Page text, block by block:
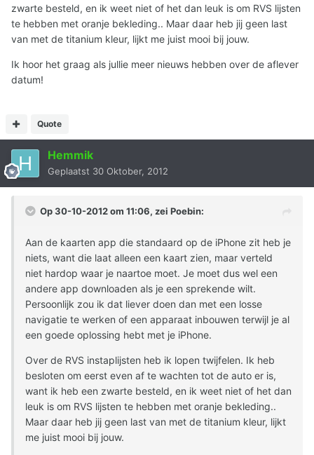
zwarte besteld, en ik weet niet of het dan leuk is om RVS lijsten
te hebben met oranje bekleding.. Maar daar heb jij geen last
van met de titanium kleur, lijkt me juist mooi bij jouw.
Ik hoor het graag als jullie meer nieuws hebben over de aflever
datum!
Quote
Hemmik
Geplaatst 30 Oktober, 2012
Op 30-10-2012 om 11:06, zei Poebin:
Aan de kaarten app die standaard op de iPhone zit heb je
niets, want die laat alleen een kaart zien, maar verteld
niet hardop waar je naartoe moet. Je moet dus wel een
andere app downloaden als je een sprekende wilt.
Persoonlijk zou ik dat liever doen dan met een losse
navigatie te werken of een apparaat inbouwen terwijl je al
een goede oplossing hebt met je iPhone.
Over de RVS instaplijsten heb ik lopen twijfelen. Ik heb
besloten om eerst even af te wachten tot de auto er is,
want ik heb een zwarte besteld, en ik weet niet of het dan
leuk is om RVS lijsten te hebben met oranje bekleding..
Maar daar heb jij geen last van met de titanium kleur, lijkt
me juist mooi bij jouw.